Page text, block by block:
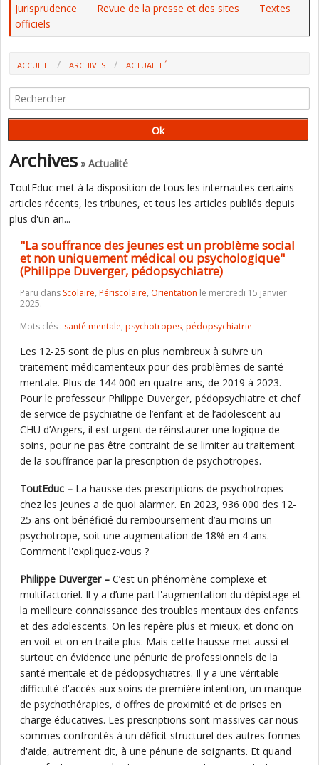
Jurisprudence
Revue de la presse et des sites
Textes
officiels
ACCUEIL ARCHIVES
ACTUALITÉ
UNIQUEMENT MÉDICAL OU PSYCHOLOGIQUE" (PHILIPPE DUVERGER,
PÉDOPSYCHIATRE)
Archives » Actualité
ToutEduc met à la disposition de tous les internautes certains
articles récents, les tribunes, et tous les articles publiés depuis
plus d'un an...
"La souffrance des jeunes est un problème social
et non uniquement médical ou psychologique"
(Philippe Duverger, pédopsychiatre)
Paru dans Scolaire, Périscolaire, Orientation le mercredi 15 janvier
2025.
Mots clés : santé mentale, psychotropes, pédopsychiatrie
Les 12-25 sont de plus en plus nombreux à suivre un
traitement médicamenteux pour des problèmes de santé
mentale. Plus de 144 000 en quatre ans, de 2019 à 2023.
Pour le professeur Philippe Duverger, pédopsychiatre et chef
de service de psychiatrie de l’enfant et de l’adolescent au
CHU d’Angers, il est urgent de réinstaurer une logique de
soins, pour ne pas être contraint de se limiter au traitement
de la souffrance par la prescription de psychotropes.
ToutEduc – La hausse des prescriptions de psychotropes
chez les jeunes a de quoi alarmer. En 2023, 936 000 des 12-
25 ans ont bénéficié du remboursement d’au moins un
psychotrope, soit une augmentation de 18% en 4 ans.
Comment l'expliquez-vous ?
Philippe Duverger – C’est un phénomène complexe et
multifactoriel. Il y a d’une part l'augmentation du dépistage et
la meilleure connaissance des troubles mentaux des enfants
et des adolescents. On les repère plus et mieux, et donc on
en voit et on en traite plus. Mais cette hausse met aussi et
surtout en évidence une pénurie de professionnels de la
santé mentale et de pédopsychiatres. Il y a une véritable
difficulté d'accès aux soins de première intention, un manque
de psychothérapies, d'offres de proximité et de prises en
charge éducatives. Les prescriptions sont massives car nous
sommes confrontés à un déficit structurel des autres formes
d'aide, autrement dit, à une pénurie de soignants. Et quand